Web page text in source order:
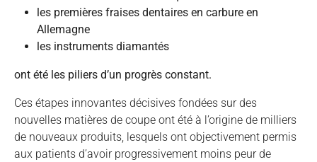
les premières fraises dentaires en carbure en
Allemagne
les instruments diamantés
ont été les piliers d’un progrès constant.
Ces étapes innovantes décisives fondées sur des
nouvelles matières de coupe ont été à l’origine de milliers
de nouveaux produits, lesquels ont objectivement permis
aux patients d’avoir progressivement moins peur de